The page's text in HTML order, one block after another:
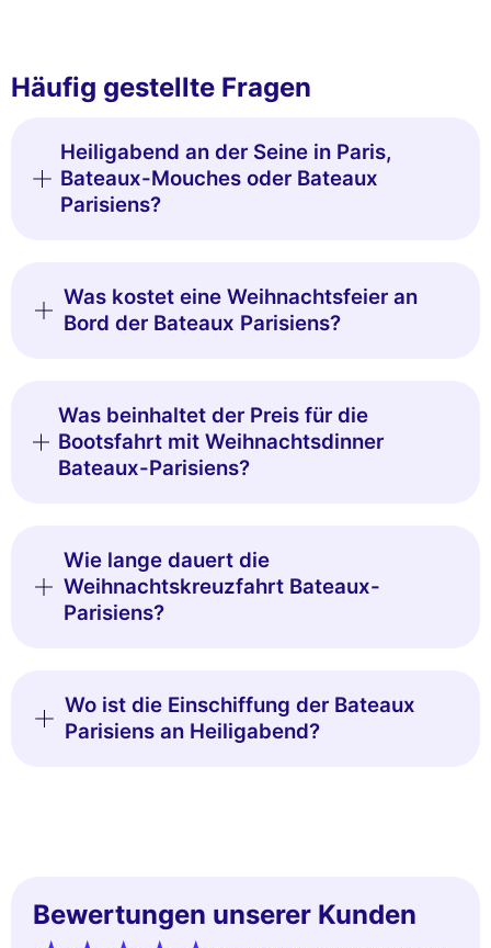
Häufig gestellte Fragen
Heiligabend an der Seine in Paris,
Bateaux-Mouches oder Bateaux
Parisiens?
Was kostet eine Weihnachtsfeier an
Bord der Bateaux Parisiens?
Was beinhaltet der Preis für die
Bootsfahrt mit Weihnachtsdinner
Bateaux-Parisiens?
Wie lange dauert die
Weihnachtskreuzfahrt Bateaux-
Parisiens?
Wo ist die Einschiffung der Bateaux
Parisiens an Heiligabend?
Bewertungen unserer Kunden